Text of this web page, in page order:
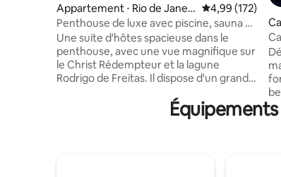
Appartement ⋅ Rio de Janeir
o
Évaluation
4,99 (172)
Penthouse de luxe avec piscine, sauna et
intimité.
Une suite d'hôtes spacieuse dans le
penthouse, avec une vue magnifique sur
le Christ Rédempteur et la lagune
Rodrigo de Freitas. Il dispose d'un grand
cascade, de toilettes, d'un sauna à
vapeur avec douche, d'une cuisine, d'un